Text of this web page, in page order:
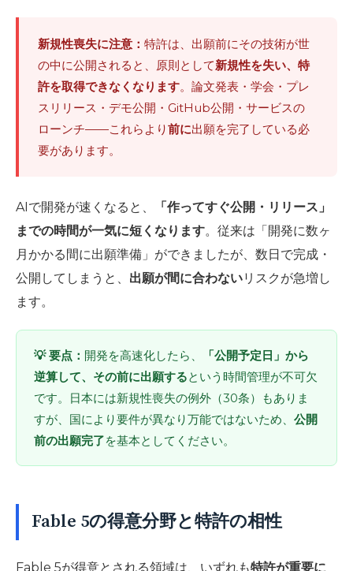
新規性喪失に注意： 特許は、出願前にその技術が世
の中に公開されると、原則として新規性を失い、特
許を取得できなくなります。論文発表・学会・プレ
スリリース・デモ公開・GitHub公開・サービスの
ローンチ――これらより前に出願を完了している必
要があります。
AIで開発が速くなると、
「作ってすぐ公開・リリース」
までの時間が一気に短くなります。従来は「開発に数ヶ
月かかる間に出願準備」ができましたが、数日で完成・
公開してしまうと、 出願が間に合わないリスクが急増し
ます。
💡 要点： 開発を高速化したら、
「公開予定日」から
逆算して、その前に出願するという時間管理が不可欠
です。日本には新規性喪失の例外（30条）もありま
すが、国により要件が異なり万能ではないため、 公開
前の出願完了を基本としてください。
Fable 5の得意分野と特許の相性
Fable 5が得意とされる領域は、いずれも特許が重要に